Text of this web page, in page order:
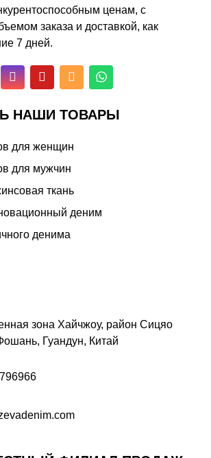
ценам, с
заказа и доставкой, как
7 дней.
  
НАШИ ТОВАРЫ
для женщин
для мужчин
ткань
деним
денима
зона Хайчжоу, район Сицяо
Гуандун, Китай